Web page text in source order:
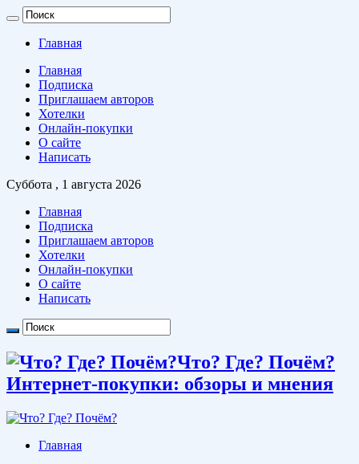
Главная
Главная
Подписка
Приглашаем авторов
Хотелки
Онлайн-покупки
О сайте
Написать
Суббота , 1 августа 2026
Главная
Подписка
Приглашаем авторов
Хотелки
Онлайн-покупки
О сайте
Написать
Что? Где? Почём?
Интернет-покупки: обзоры и мнения
Главная